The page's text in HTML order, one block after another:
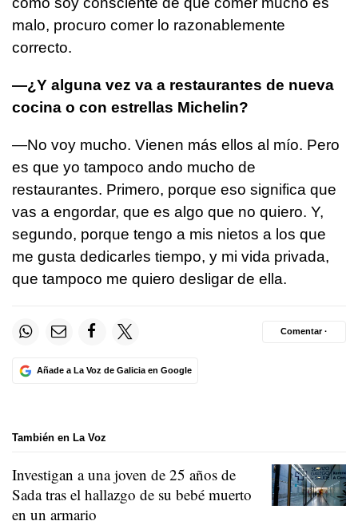
malo, procuro comer lo razonablemente
correcto.
—¿Y alguna vez va a restaurantes de nueva
cocina o con estrellas Michelin?
—No voy mucho. Vienen más ellos al mío. Pero
es que yo tampoco ando mucho de
restaurantes. Primero, porque eso significa que
vas a engordar, que es algo que no quiero. Y,
segundo, porque tengo a mis nietos a los que
me gusta dedicarles tiempo, y mi vida privada,
que tampoco me quiero desligar de ella.
Añade a La Voz de Galicia en Google
Comentar ·
También en La Voz
Investigan a una joven de 25 años de
Sada tras el hallazgo de su bebé muerto
en un armario